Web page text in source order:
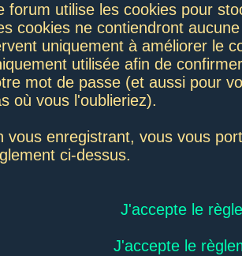
forum utilise les cookies pour
cookies ne contiendront
uniquement à améliorer le
utilisée afin de
mot de passe (et aussi pour
où vous l'oublieriez).
vous enregistrant, vous vous
ci-dessus.
J'accepte le
J'accepte le